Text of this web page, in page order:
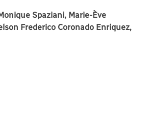
Spaziani, Marie-Ève
Frederico Coronado Enriquez,